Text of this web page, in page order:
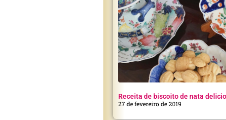
Receita de biscoito de nata
27 de fevereiro de 2019